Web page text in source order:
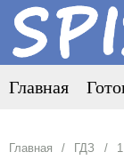
Главная
Главная ГДЗ